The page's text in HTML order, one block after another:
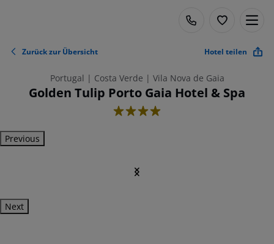
Zurück zur Übersicht Hotel teilen
Portugal | Costa Verde | Vila Nova de Gaia
Golden Tulip Porto Gaia Hotel & Spa
4
Previous
Next